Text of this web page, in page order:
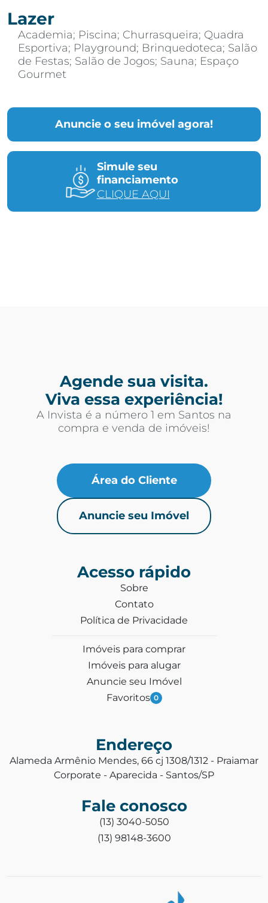
Anuncie o seu imóvel agora!
Simule seu
financiamento
CLIQUE AQUI
Lazer
Academia; Piscina; Churrasqueira; Quadra
Esportiva; Playground; Brinquedoteca; Salão
de Festas; Salão de Jogos; Sauna; Espaço
Gourmet
Agende sua visita.
Viva essa experiência!
A Invista é a número 1 em Santos na
compra e venda de imóveis!
Área do Cliente
Anuncie seu Imóvel
Acesso rápido
Sobre
Contato
Política de Privacidade
Imóveis para comprar
Imóveis para alugar
Anuncie seu Imóvel
Favoritos 0
Endereço
Alameda Armênio Mendes, 66 cj 1308/1312 - Praiamar
Corporate - Aparecida - Santos/SP
Fale conosco
(13) 3040-5050
(13) 98148-3600